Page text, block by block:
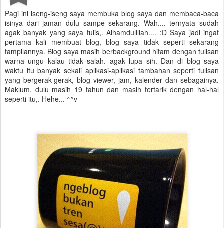
Pagi ini iseng-iseng saya membuka blog saya dan membaca-baca
isinya dari jaman dulu sampe sekarang. Wah.... ternyata sudah
agak banyak yang saya tulis,. Alhamdulillah.... :D Saya jadi ingat
pertama kali membuat blog, blog saya tidak seperti sekarang
tampilannya. Blog saya masih berbackground hitam dengan tulisan
warna ungu kalau tidak salah. agak lupa sih. Dan di blog saya
waktu itu banyak sekali aplikasi-aplikasi tambahan seperti tulisan
yang bergerak-gerak, blog viewer, jam, kalender dan sebagainya.
Maklum, dulu masih 19 tahun dan masih tertarik dengan hal-hal
seperti itu,. Hehe... ^^v